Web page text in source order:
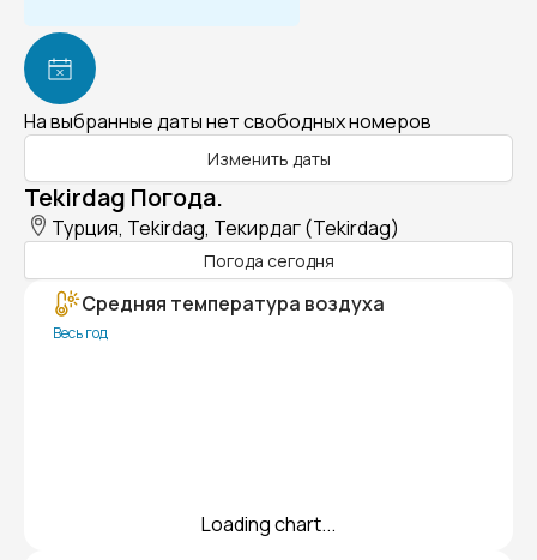
На выбранные даты нет свободных номеров
Изменить даты
Tekirdag Погода.
Турция, Tekirdag, Текирдаг (Tekirdag)
Погода сегодня
Средняя температура воздуха
Весь год
Loading chart...